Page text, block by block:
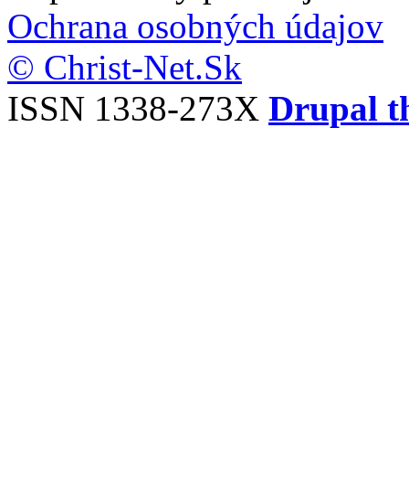
Ochrana osobných údajov
© Christ-Net.Sk
ISSN 1338-273X Drupal